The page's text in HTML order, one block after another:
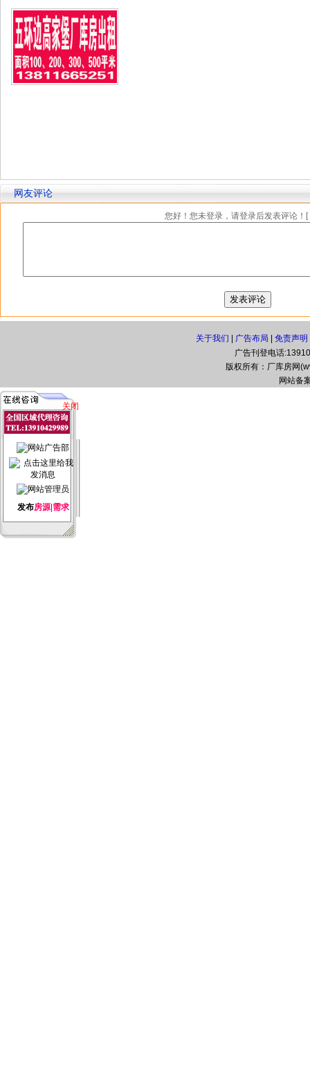
网友评论
您好！您未登录，请登录后发表评论！[
关于我们 广告布局 免责声明
广告刊登电话
版权所有：厂库房网
网站备
关闭
发布房源| 需求